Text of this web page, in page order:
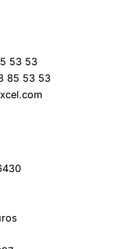
53 53
85 53 53